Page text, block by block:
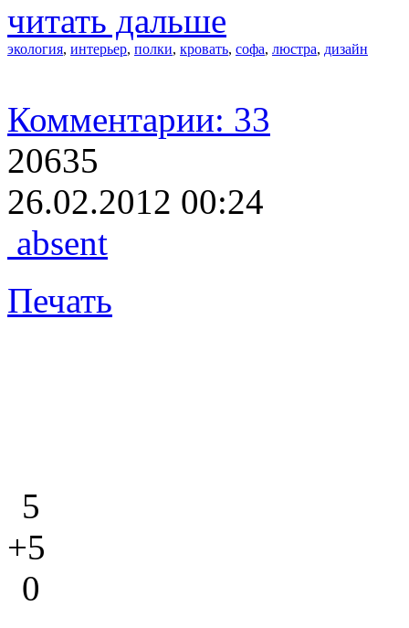
читать дальше
экология, интерьер, полки, кровать, софа, люстра, дизайн
Комментарии: 33
20635
26.02.2012 00:24
absent
Печать
5
+5
0